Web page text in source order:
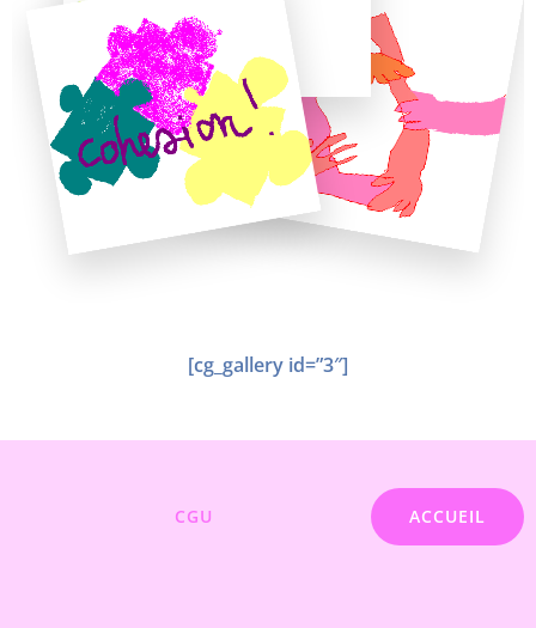
[cg_gallery id=”3″]
CGU ACCUEIL